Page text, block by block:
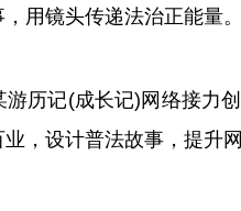
用镜头传递法治正能量。
记(成长记)网络接力创
，设计普法故事，提升